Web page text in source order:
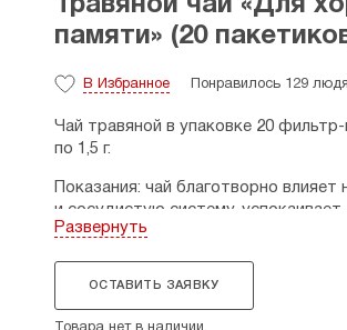
Травяной чай «Для
памяти» (20
В Избранное Понравилось 129
Чай травяной в упаковке 20 фильтр-
по 1,5 г.
Показания: чай благотворно влияет
и сосудистую систему,
память, увеличивает
плоды рябины, слоевища ламинарии,
Развернуть
ОСТАВИТЬ ЗАЯВКУ